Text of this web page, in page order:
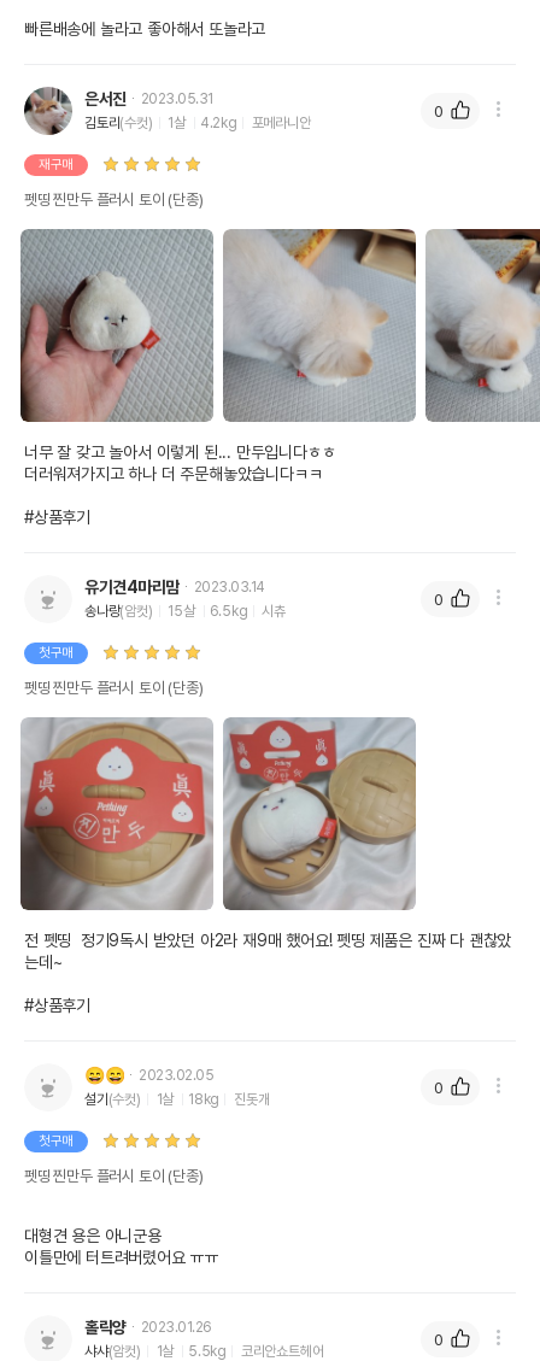
빠른배송에 놀라고 좋아해서 또놀라고
은서진
2023.05.31
김토리 (수컷) 1살 4.2kg 포메라니안
재구매
펫띵 찐만두 플러시 토이 (단종)
너무 잘 갖고 놀아서 이렇게 된... 만두입니다ㅎㅎ
더러워져가지고 하나 더 주문해놓았습니다ㅋㅋ
#상품후기
0
유기견4마리맘
2023.03.14
송나랑(암컷) 15살 6.5kg 시츄
첫구매
펫띵 찐만두 플러시 토이 (단종)
전 펫띵  정기9독시 받았던 아2라 재9매 했어요! 펫띵 제품은 진짜 다 괜찮았
는데~
#상품후기
0
😄😄
2023.02.05
설기 (수컷) 1살 18kg 진돗개
첫구매
펫띵 찐만두 플러시 토이 (단종)
대형견 용은 아니군용
이틀만에 터트려버렸어요 ㅠㅠ
0
홀릭양
2023.01.26
샤샤(암컷) 1살 5.5kg 코리안쇼트헤어
0